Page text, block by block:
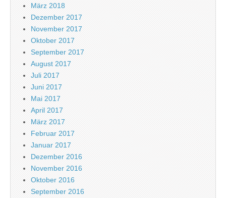
März 2018
Dezember 2017
November 2017
Oktober 2017
September 2017
August 2017
Juli 2017
Juni 2017
Mai 2017
April 2017
März 2017
Februar 2017
Januar 2017
Dezember 2016
November 2016
Oktober 2016
September 2016